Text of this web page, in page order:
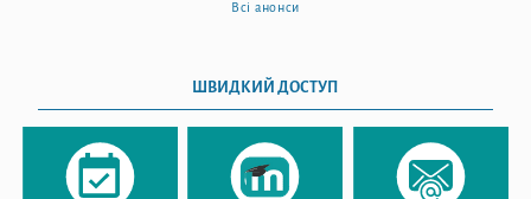
Всі анонси
ШВИДКИЙ ДОСТУП